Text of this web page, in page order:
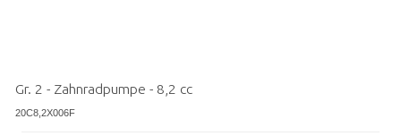
Gr. 2 - Zahnradpumpe - 8,2 cc
20C8,2X006F